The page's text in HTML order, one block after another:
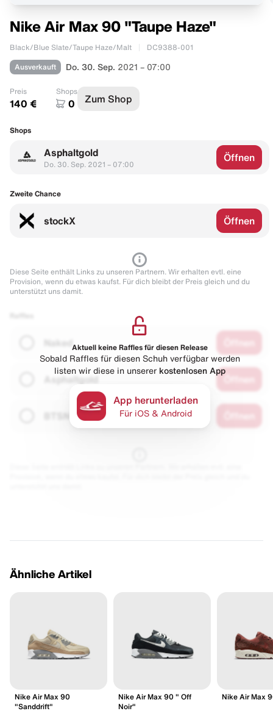
Nike Air Max 90 "Taupe Haze"
Black/Blue Slate/Taupe Haze/Malt DC9388-001
Ausverkauft Do. 30. Sep. 2021 – 07:00
Preis
140 €
Shops
0 Zum Shop
Shops
Asphaltgold
Do. 30. Sep. 2021 – 07:00
Öffnen
Zweite Chance
stockX Öffnen
Diese Seite enthält Links zu unseren Partnern. Wir erhalten evtl. eine
Provision, wenn du etwas kaufst. Für dich bleibt der Preis gleich und du
unterstützt uns damit.
Naked
Asphaltgold
Aktuell keine Raffles für diesen Release
Sobald Raffles für diesen Schuh verfügbar werden
listen wir diese in unserer kostenlosen App
App herunterladen
Für iOS & Android
Ähnliche Artikel
Nike Air Max 90
"Sanddrift"
Nike Air Max 90 " Off
Noir"
Nike Air Max